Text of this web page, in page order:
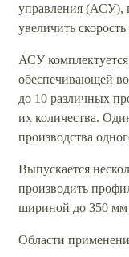
управления (АСУ),
увеличить
АСУ
обеспечивающей
до 10 различных
их количества.
производства
Выпускается
производить
шириной до 350
Области